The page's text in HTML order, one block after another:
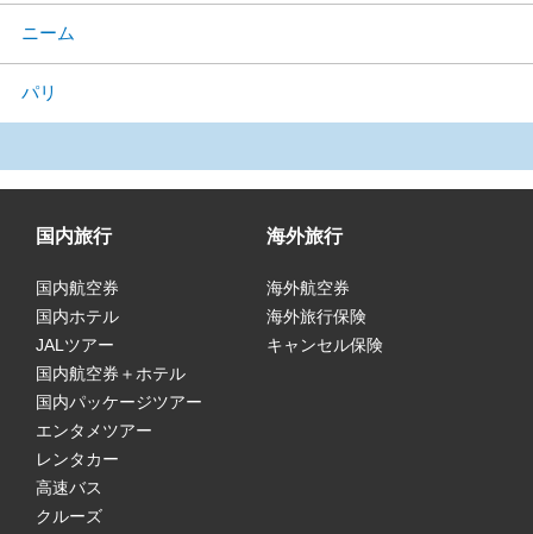
ニーム
パリ
国内旅行
国内航空券
国内ホテル
JALツアー
国内航空券＋ホテル
国内パッケージツアー
エンタメツアー
レンタカー
高速バス
クルーズ
海外旅行
海外航空券
海外旅行保険
キャンセル保険